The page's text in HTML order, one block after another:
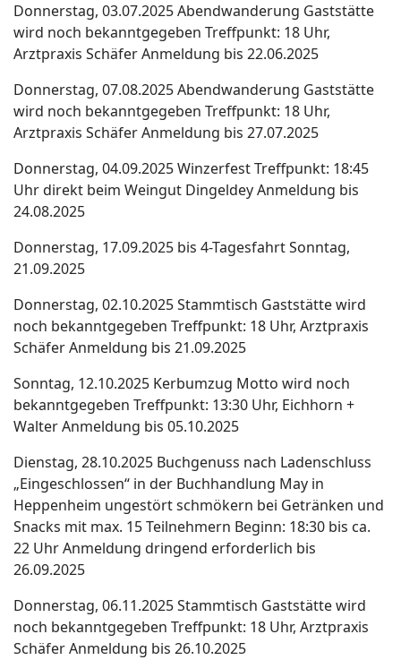
Donnerstag, 03.07.2025 Abendwanderung Gaststätte
wird noch bekanntgegeben Treffpunkt: 18 Uhr,
Arztpraxis Schäfer Anmeldung bis 22.06.2025
Donnerstag, 07.08.2025 Abendwanderung Gaststätte
wird noch bekanntgegeben Treffpunkt: 18 Uhr,
Arztpraxis Schäfer Anmeldung bis 27.07.2025
Donnerstag, 04.09.2025 Winzerfest Treffpunkt: 18:45
Uhr direkt beim Weingut Dingeldey Anmeldung bis
24.08.2025
Donnerstag, 17.09.2025 bis 4-Tagesfahrt Sonntag,
21.09.2025
Donnerstag, 02.10.2025 Stammtisch Gaststätte wird
noch bekanntgegeben Treffpunkt: 18 Uhr, Arztpraxis
Schäfer Anmeldung bis 21.09.2025
Sonntag, 12.10.2025 Kerbumzug Motto wird noch
bekanntgegeben Treffpunkt: 13:30 Uhr, Eichhorn +
Walter Anmeldung bis 05.10.2025
Dienstag, 28.10.2025 Buchgenuss nach Ladenschluss
„Eingeschlossen“ in der Buchhandlung May in
Heppenheim ungestört schmökern bei Getränken und
Snacks mit max. 15 Teilnehmern Beginn: 18:30 bis ca.
22 Uhr Anmeldung dringend erforderlich bis
26.09.2025
Donnerstag, 06.11.2025 Stammtisch Gaststätte wird
noch bekanntgegeben Treffpunkt: 18 Uhr, Arztpraxis
Schäfer Anmeldung bis 26.10.2025